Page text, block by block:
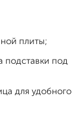
плиты;
подставки под
для удобного